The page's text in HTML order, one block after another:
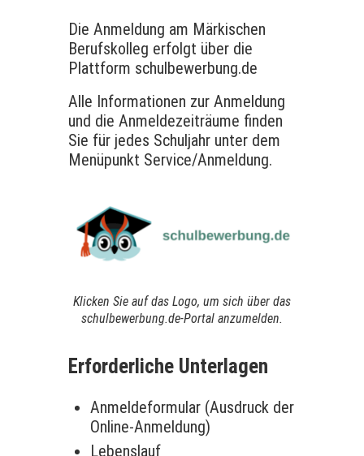
Die Anmeldung am Märkischen
Berufskolleg erfolgt über die
Plattform schulbewerbung.de
Alle Informationen zur Anmeldung
und die Anmeldezeiträume finden
Sie für jedes Schuljahr unter dem
Menüpunkt Service/Anmeldung.
Klicken Sie auf das Logo, um sich über das
schulbewerbung.de-Portal anzumelden.
Erforderliche Unterlagen
Anmeldeformular (Ausdruck der
Online-Anmeldung)
Lebenslauf